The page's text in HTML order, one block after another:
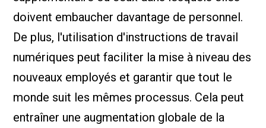
doivent embaucher davantage de personnel.
De plus, l'utilisation d'instructions de travail
numériques peut faciliter la mise à niveau des
nouveaux employés et garantir que tout le
monde suit les mêmes processus. Cela peut
entraîner une augmentation globale de la